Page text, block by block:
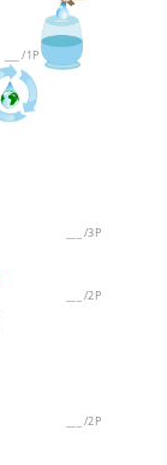
/1P
/3P
/2P
/2P